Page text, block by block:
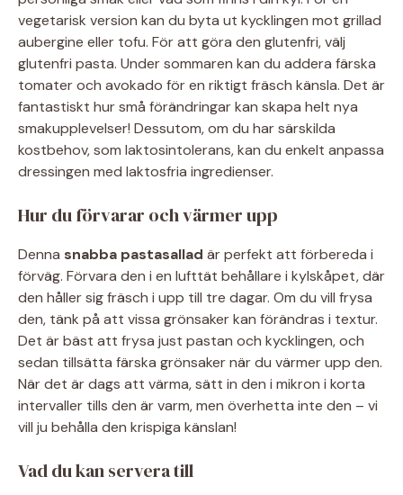
vegetarisk version kan du byta ut kycklingen mot grillad
aubergine eller tofu. För att göra den glutenfri, välj
glutenfri pasta. Under sommaren kan du addera färska
tomater och avokado för en riktigt fräsch känsla. Det är
fantastiskt hur små förändringar kan skapa helt nya
smakupplevelser! Dessutom, om du har särskilda
kostbehov, som laktosintolerans, kan du enkelt anpassa
dressingen med laktosfria ingredienser.
Hur du förvarar och värmer upp
Denna snabba pastasallad är perfekt att förbereda i
förväg. Förvara den i en lufttät behållare i kylskåpet, där
den håller sig fräsch i upp till tre dagar. Om du vill frysa
den, tänk på att vissa grönsaker kan förändras i textur.
Det är bäst att frysa just pastan och kycklingen, och
sedan tillsätta färska grönsaker när du värmer upp den.
När det är dags att värma, sätt in den i mikron i korta
intervaller tills den är varm, men överhetta inte den – vi
vill ju behålla den krispiga känslan!
Vad du kan servera till